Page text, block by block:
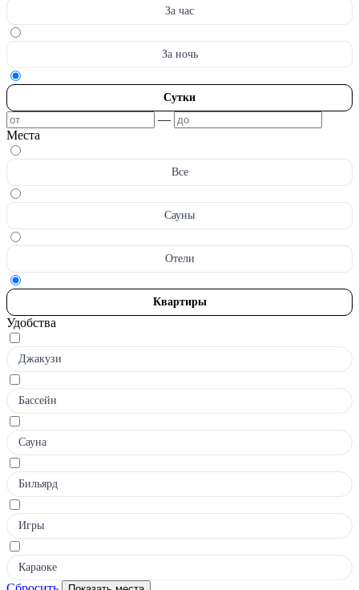
За час
За ночь
Сутки
—
Места
Все
Сауны
Отели
Квартиры
Удобства
Джакузи
Бассейн
Сауна
Бильярд
Игры
Караоке